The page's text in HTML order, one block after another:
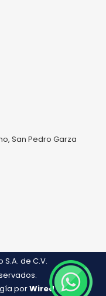
San Pedro Garza
S.A. de C.V.
porWired IT